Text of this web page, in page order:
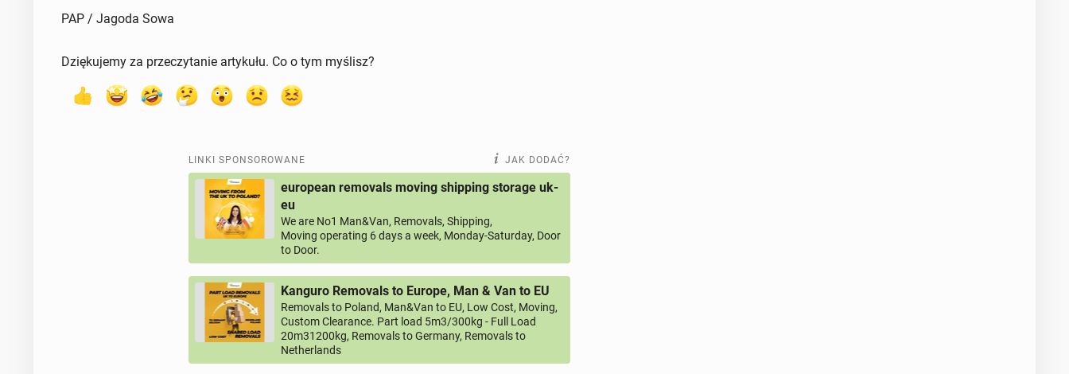
PAP / Jagoda Sowa
Dziękujemy za przeczytanie artykułu. Co o tym myślisz?
LINKI SPONSOROWANE JAK DODAĆ?
european removals moving shipping storage uk-
eu
We are No1 Man&Van, Removals, Shipping,
Moving operating 6 days a week, Monday-Saturday, Door
to Door.
Kanguro Removals to Europe, Man & Van to EU
Removals to Poland, Man&Van to EU, Low Cost, Moving,
Custom Clearance. Part load 5m3/300kg - Full Load
20m31200kg, Removals to Germany, Removals to
Netherlands